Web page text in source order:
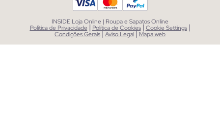
INSIDE Loja Online | Roupa e Sapatos Online
Política de Privacidade | Política de Cookies | Cookie Settings |
Condições Gerais|Aviso Legal| Mapa web